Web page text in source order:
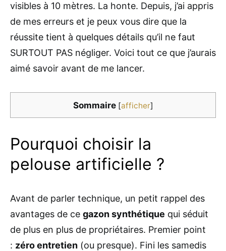
visibles à 10 mètres. La honte. Depuis, j’ai appris
de mes erreurs et je peux vous dire que la
réussite tient à quelques détails qu’il ne faut
SURTOUT PAS négliger. Voici tout ce que j’aurais
aimé savoir avant de me lancer.
Sommaire [afficher]
Pourquoi choisir la
pelouse artificielle ?
Avant de parler technique, un petit rappel des
avantages de ce gazon synthétique qui séduit
de plus en plus de propriétaires. Premier point
: zéro entretien (ou presque). Fini les samedis